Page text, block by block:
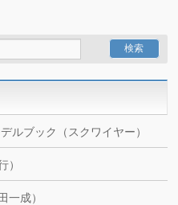
ルブック（スクワイヤー）
）
一成）